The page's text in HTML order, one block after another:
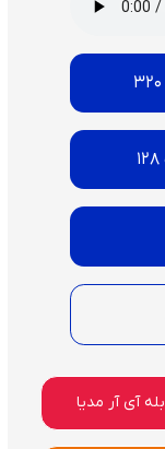
آی آر مدیا